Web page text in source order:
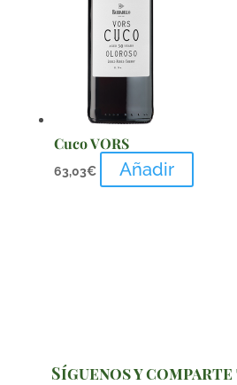
Cuco VORS
63,03€ Añadir
Síguenos y